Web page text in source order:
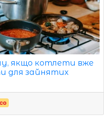
якщо котлети вже
для зайнятих